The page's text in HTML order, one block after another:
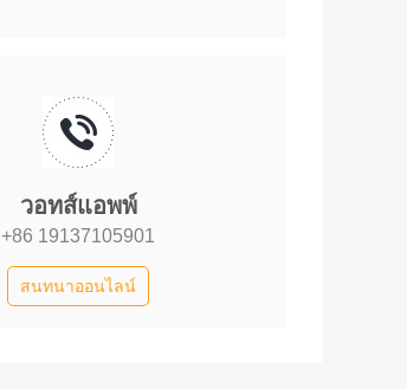
วอทส์แอพพ์
+86 19137105901
สนทนาออนไลน์